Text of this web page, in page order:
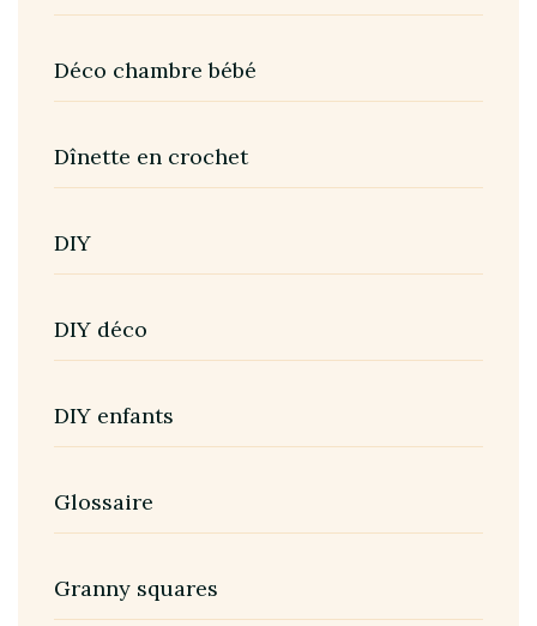
Déco chambre bébé
Dînette en crochet
DIY
DIY déco
DIY enfants
Glossaire
Granny squares